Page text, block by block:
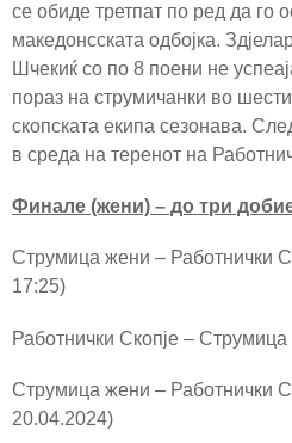
се обиде третпат по ред да го
македонсската одбојка.
Шчекиќ со по 8 поени не
пораз на струмичанки во
скопската екипа сезонава.
в среда на теренот на
Финале (жени) – до три
Струмица жени – Работнички
17:25)
Работнички Скопје –
Струмица жени – Работнички
20.04.2024)